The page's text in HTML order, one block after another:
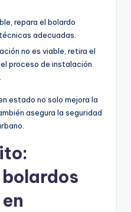
repara el bolardo
adecuadas.
no es viable, retira el
proceso de instalación
estado no solo mejora la
asegura la seguridad
bolardos